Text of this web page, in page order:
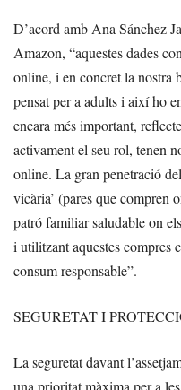
D’acord amb Ana Sánchez
Amazon, “aquestes dades
online, i en concret la nostra
pensat per a adults i així ho
encara més important,
activament el seu rol, tenen
online. La gran penetració
vicària’ (pares que compren
patró familiar saludable on
i utilitzant aquestes compres
consum responsable”.
SEGURETAT I
La seguretat davant
una prioritat màxima per a